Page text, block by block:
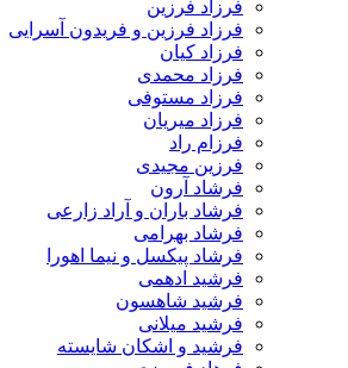
فرزاد فرزین
فرزاد فرزین و فریدون آسرایی
فرزاد کیان
فرزاد محمدی
فرزاد مستوفی
فرزاد میریان
فرزام راد
فرزین مجیدی
فرشاد آرون
فرشاد باران و آراد زارعی
فرشاد بهرامی
فرشاد پیکسل و نیما اهورا
فرشید ادهمی
فرشید شاهسون
فرشید میلانی
فرشید و اشکان شایسته